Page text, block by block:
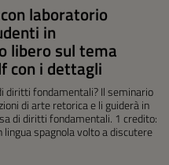
laboratorio
in
libero sul tema
con i dettagli
diritti fondamentali? Il seminario
di arte retorica e li guiderà in
di diritti fondamentali. 1 credito:
spagnola volto a discutere